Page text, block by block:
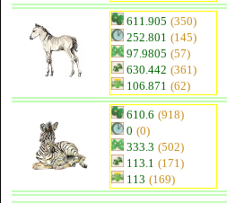
611.905 (350)
252.801 (145)
97.9805 (57)
630.442 (361)
106.871 (62)
610.6 (918)
0 (0)
333.3 (502)
113.1 (171)
113 (169)